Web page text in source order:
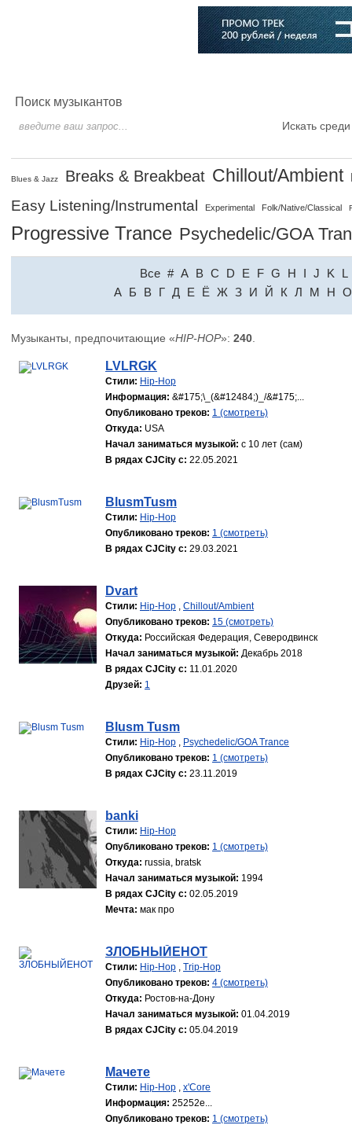
Поиск музыкантов
Искать
Blues & Jazz Breaks & Breakbeat Chillout/Ambient
Easy Listening/Instrumental Experimental Folk/Native/Classical
Progressive Trance Psychedelic/GOA
Все # A B C D E F G H I J K
L
A Б В Г Д Е Ё Ж З И Й К Л М Н О
Музыканты, предпочитающие «HIP-HOP»: 240
LVLRGK
Стили: Hip-Hop
Информация: &#175;\_(&#12484;)_/&#175;...
Опубликовано треков: 1 (смотреть)
Откуда: USA
Начал заниматься музыкой: с 10 лет (сам)
В рядах CJCity с: 22.05.2021
BlusmTusm
Стили: Hip-Hop
Опубликовано треков: 1 (смотреть)
В рядах CJCity с: 29.03.2021
Dvart
Стили: Hip-Hop , Chillout/Ambient
Опубликовано треков: 15 (смотреть)
Откуда: Российская Федерация, Северодвинск
Начал заниматься музыкой: Декабрь 2018
В рядах CJCity с: 11.01.2020
Друзей: 1
Blusm Tusm
Стили: Hip-Hop , Psychedelic/GOA Trance
Опубликовано треков: 1 (смотреть)
В рядах CJCity с: 23.11.2019
banki
Стили: Hip-Hop
Опубликовано треков: 1 (смотреть)
Откуда: russia, bratsk
Начал заниматься музыкой: 1994
В рядах CJCity с: 02.05.2019
Мечта: мак про
ЗЛОБНЫЙЕНОТ
Стили: Hip-Hop , Trip-Hop
Опубликовано треков: 4 (смотреть)
Откуда: Ростов-на-Дону
Начал заниматься музыкой: 01.04.2019
В рядах CJCity с: 05.04.2019
Мачете
Стили: Hip-Hop , x'Core
Информация: 25252е...
Опубликовано треков: 1 (смотреть)